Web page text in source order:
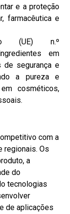
e a proteção
farmacêutica e
(UE) n.º
em
de segurança e
a pureza e
cosméticos,
com a
regionais. Os
a
do
tecnologias
de aplicações